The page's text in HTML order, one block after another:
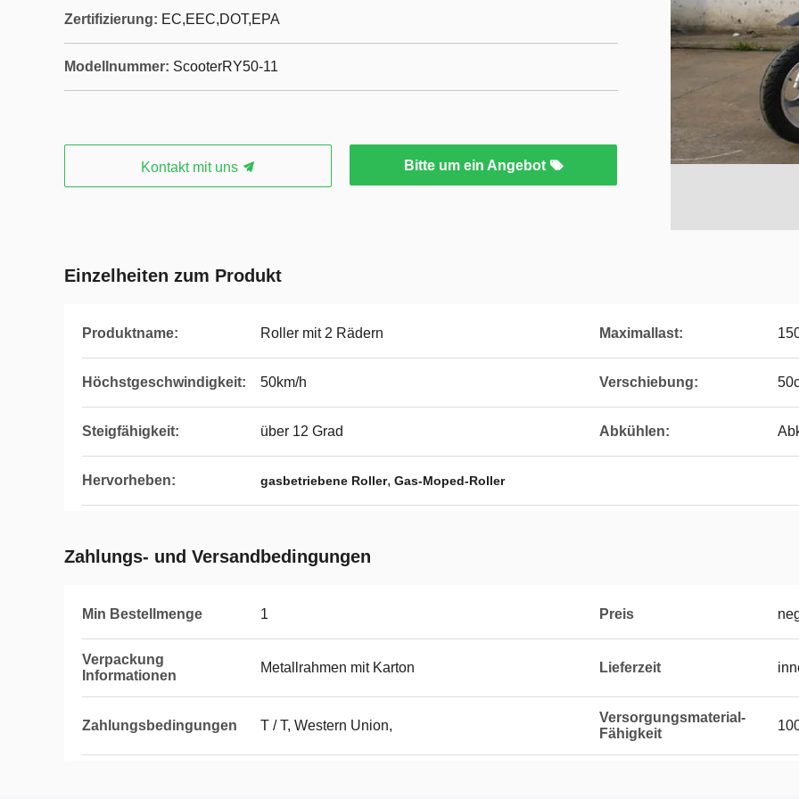
Zertifizierung: EC,EEC,DOT,EPA
Modellnummer: ScooterRY50-11
Kontakt mit uns Bitte um ein Angebot
Einzelheiten zum Produkt
Produktname: Roller mit 2 Rädern Maximallast:
Höchstgeschwindigkeit: 50km/h Verschiebung:
Steigfähigkeit: über 12 Grad Abkühlen:
Hervorheben: gasbetriebene Roller, Gas-Moped-Roller
Zahlungs- und Versandbedingungen
Min Bestellmenge 1 Preis
Verpackung
Informationen
Metallrahmen mit Karton Lieferzeit
Zahlungsbedingungen T / T, Western Union,
Versorgungsmaterial-
Fähigkeit